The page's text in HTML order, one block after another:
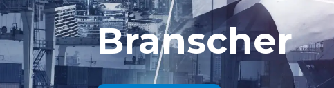
Branscher